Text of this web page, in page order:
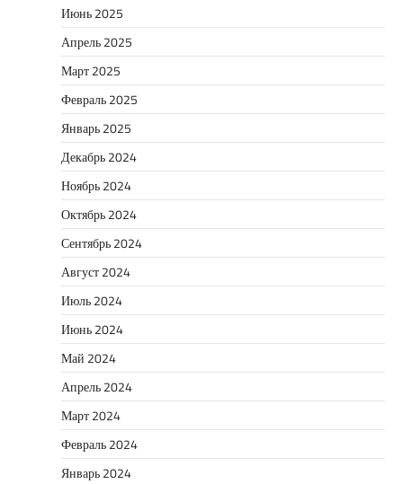
Июнь 2025
Апрель 2025
Март 2025
Февраль 2025
Январь 2025
Декабрь 2024
Ноябрь 2024
Октябрь 2024
Сентябрь 2024
Август 2024
Июль 2024
Июнь 2024
Май 2024
Апрель 2024
Март 2024
Февраль 2024
Январь 2024